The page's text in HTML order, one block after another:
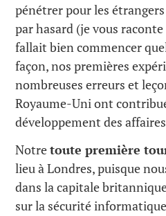
pénétrer pour les
par hasard (je vous
fallait bien commencer
façon, nos premières
nombreuses erreurs et
Royaume-Uni ont
développement des
Notretoute première
lieu à Londres, puisque
dans la capitale
sur la sécurité